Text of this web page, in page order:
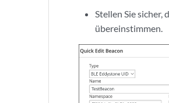
Stellen Sie sicher,
übereinstimmen.